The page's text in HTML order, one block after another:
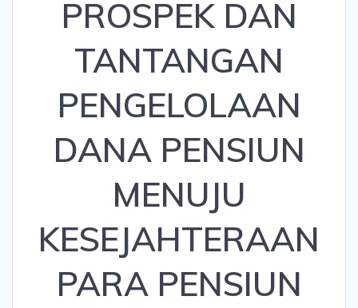
PROSPEK DAN
TANTANGAN
PENGELOLAAN
DANA PENSIUN
MENUJU
KESEJAHTERAAN
PARA PENSIUN